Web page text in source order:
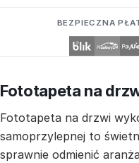
BEZPIECZNA
Fototapeta na
Fototapeta na drzwi
samoprzylepnej to
sprawnie odmienić